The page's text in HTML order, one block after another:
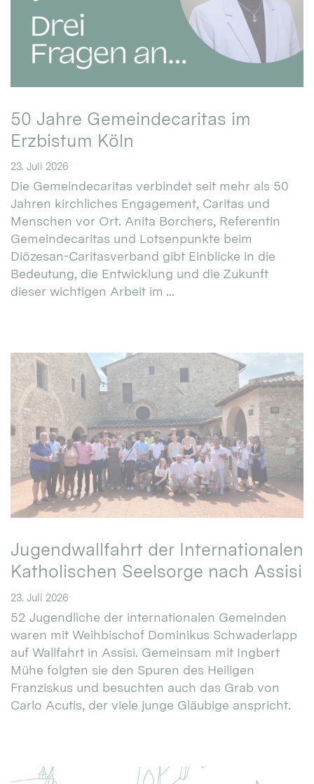
50 Jahre Gemeindecaritas im
Erzbistum Köln
23. Juli 2026
Die Gemeindecaritas verbindet seit mehr als 50
Jahren kirchliches Engagement, Caritas und
Menschen vor Ort. Anita Borchers, Referentin
Gemeindecaritas und Lotsenpunkte beim
Diözesan-Caritasverband gibt Einblicke in die
Bedeutung, die Entwicklung und die Zukunft
dieser wichtigen Arbeit im ...
Jugendwallfahrt der Internationalen
Katholischen Seelsorge nach Assisi
23. Juli 2026
52 Jugendliche der internationalen Gemeinden
waren mit Weihbischof Dominikus Schwaderlapp
auf Wallfahrt in Assisi. Gemeinsam mit Ingbert
Mühe folgten sie den Spuren des Heiligen
Franziskus und besuchten auch das Grab von
Carlo Acutis, der viele junge Gläubige anspricht.